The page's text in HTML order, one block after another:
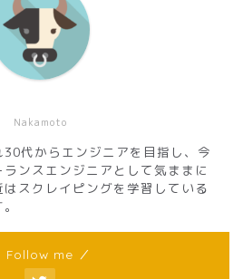
Nakamoto
30代からエンジニアを目指し、今
ンスエンジニアとして気ままに
スクレイピングを学習している
Follow me ／